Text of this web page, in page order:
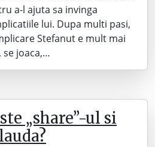
a-l ajuta sa invinga
lui. Dupa multi pasi,
Stefanut e mult mai
se joaca,…
„share”-ul si